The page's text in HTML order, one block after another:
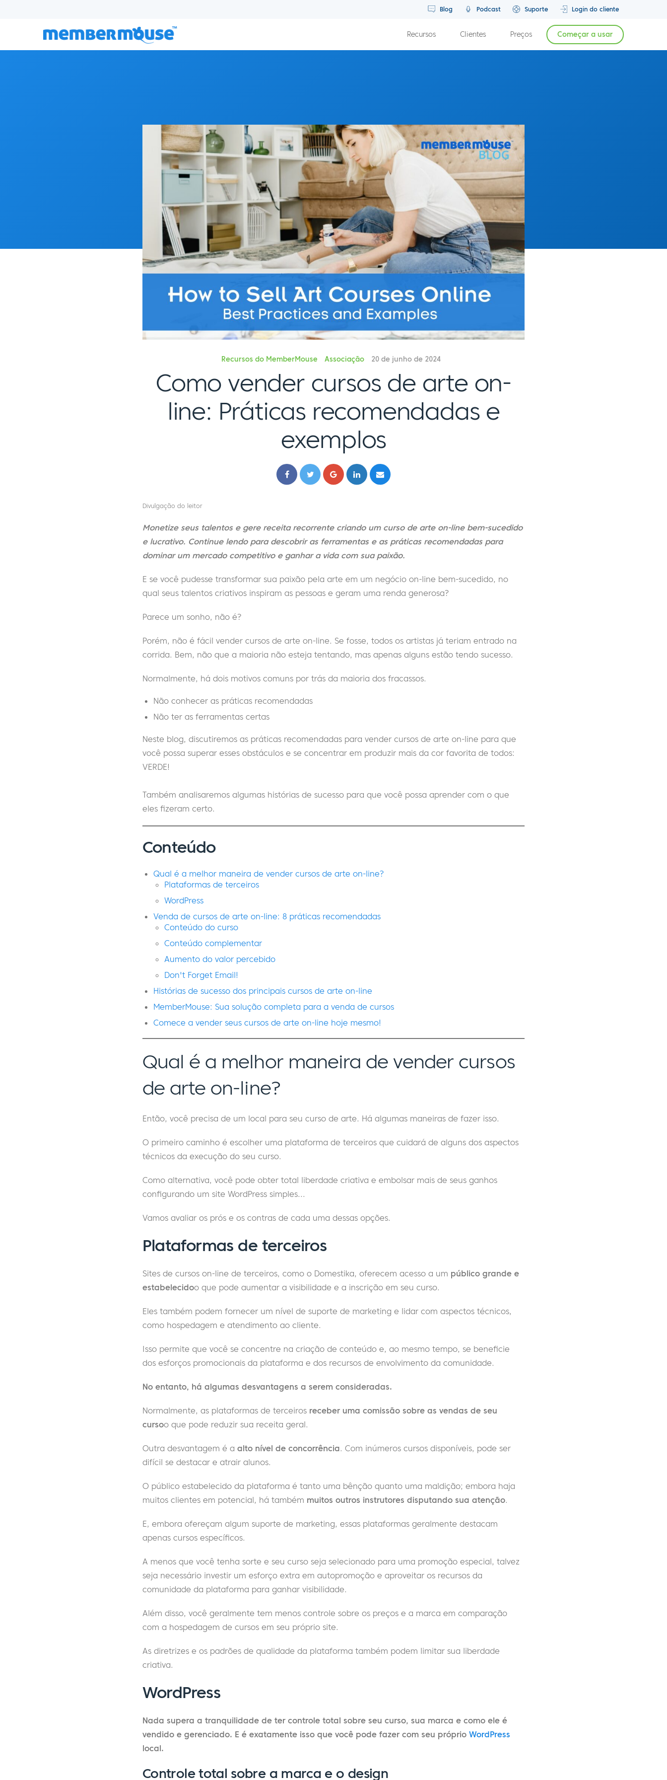
Blog Podcast Suporte Login do cliente
Recursos Clientes Preços Começar a usar
Recursos do MemberMouse Associação 20 de junho de 2024
Como vender cursos de arte on-
line: Práticas recomendadas e
exemplos
Divulgação do leitor
Monetize seus talentos e gere receita recorrente criando um curso de arte on-line bem-sucedido
e lucrativo. Continue lendo para descobrir as ferramentas e as práticas recomendadas para
dominar um mercado competitivo e ganhar a vida com sua paixão.
E se você pudesse transformar sua paixão pela arte em um negócio on-line bem-sucedido, no
qual seus talentos criativos inspiram as pessoas e geram uma renda generosa?
Parece um sonho, não é?
Porém, não é fácil vender cursos de arte on-line. Se fosse, todos os artistas já teriam entrado na
corrida. Bem, não que a maioria não esteja tentando, mas apenas alguns estão tendo sucesso.
Normalmente, há dois motivos comuns por trás da maioria dos fracassos.
Não conhecer as práticas recomendadas
Não ter as ferramentas certas
Neste blog, discutiremos as práticas recomendadas para vender cursos de arte on-line para que
você possa superar esses obstáculos e se concentrar em produzir mais da cor favorita de todos:
VERDE!
Também analisaremos algumas histórias de sucesso para que você possa aprender com o que
eles fizeram certo.
Conteúdo
Qual é a melhor maneira de vender cursos de arte on-line?
Plataformas de terceiros
WordPress
Venda de cursos de arte on-line: 8 práticas recomendadas
Conteúdo do curso
Conteúdo complementar
Aumento do valor percebido
Don't Forget Email!
Histórias de sucesso dos principais cursos de arte on-line
MemberMouse: Sua solução completa para a venda de cursos
Comece a vender seus cursos de arte on-line hoje mesmo!
Qual é a melhor maneira de vender cursos
de arte on-line?
Então, você precisa de um local para seu curso de arte. Há algumas maneiras de fazer isso.
O primeiro caminho é escolher uma plataforma de terceiros que cuidará de alguns dos aspectos
técnicos da execução do seu curso.
Como alternativa, você pode obter total liberdade criativa e embolsar mais de seus ganhos
configurando um site WordPress simples...
Vamos avaliar os prós e os contras de cada uma dessas opções.
Plataformas de terceiros
Sites de cursos on-line de terceiros, como o Domestika, oferecem acesso a um público grande e
estabelecidoo que pode aumentar a visibilidade e a inscrição em seu curso.
Eles também podem fornecer um nível de suporte de marketing e lidar com aspectos técnicos,
como hospedagem e atendimento ao cliente.
Isso permite que você se concentre na criação de conteúdo e, ao mesmo tempo, se beneficie
dos esforços promocionais da plataforma e dos recursos de envolvimento da comunidade.
No entanto, há algumas desvantagens a serem consideradas.
Normalmente, as plataformas de terceiros receber uma comissão sobre as vendas de seu
cursoo que pode reduzir sua receita geral.
Outra desvantagem é a alto nível de concorrência. Com inúmeros cursos disponíveis, pode ser
difícil se destacar e atrair alunos.
O público estabelecido da plataforma é tanto uma bênção quanto uma maldição; embora haja
muitos clientes em potencial, há também muitos outros instrutores disputando sua atenção.
E, embora ofereçam algum suporte de marketing, essas plataformas geralmente destacam
apenas cursos específicos.
A menos que você tenha sorte e seu curso seja selecionado para uma promoção especial, talvez
seja necessário investir um esforço extra em autopromoção e aproveitar os recursos da
comunidade da plataforma para ganhar visibilidade.
Além disso, você geralmente tem menos controle sobre os preços e a marca em comparação
com a hospedagem de cursos em seu próprio site.
As diretrizes e os padrões de qualidade da plataforma também podem limitar sua liberdade
criativa.
WordPress
Nada supera a tranquilidade de ter controle total sobre seu curso, sua marca e como ele é
vendido e gerenciado. E é exatamente isso que você pode fazer com seu próprio WordPress
local.
Controle total sobre a marca e o design